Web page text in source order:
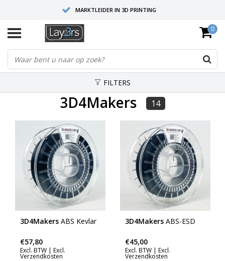
MARKTLEIDER IN 3D PRINTING
HOOGWAARDIGE SERVICE EN SUPPORT
FYSIEKE SHOWROOMS
0
FILTERS
3D4Makers 14
3D4Makers ABS Kevlar
€57,80
Excl. BTW | Excl.
Verzendkosten
3D4Makers ABS-ESD
€45,00
Excl. BTW | Excl.
Verzendkosten